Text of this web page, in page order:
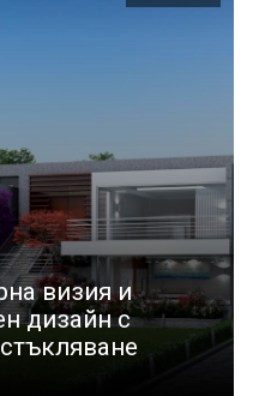
визия и
дизайн с